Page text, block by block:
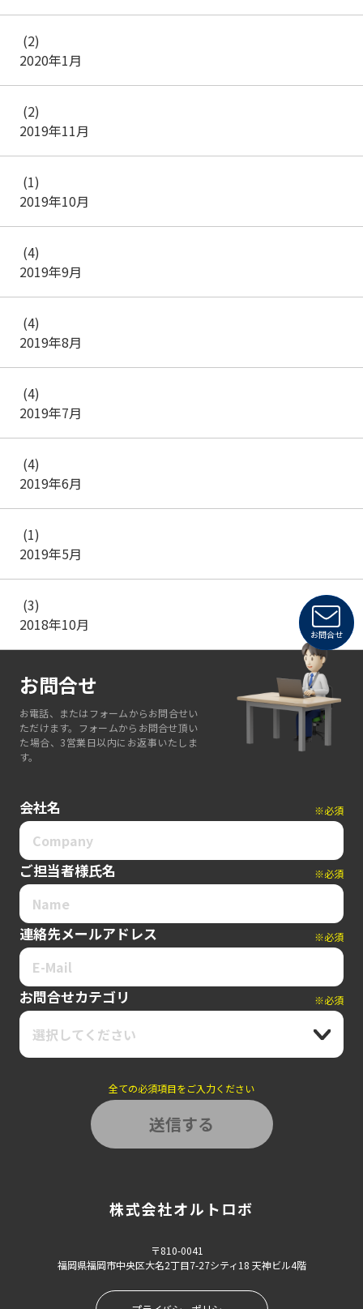
2020年1月
(2)
2019年11月
(2)
2019年10月
(1)
2019年9月
(4)
2019年8月
(4)
2019年7月
(4)
2019年6月
(4)
2019年5月
(1)
2018年10月
(3)
お問合せ
お問合せ
お電話、またはフォームからお問合せい
ただけます。フォームからお問合せ頂い
た場合、3営業日以内にお返事いたしま
す。
会社名 ※必須
ご担当者様氏名 ※必須
連絡先メールアドレス ※必須
お問合せカテゴリ ※必須
選択してください
全ての必須項目をご入力ください
株式会社オルトロボ
〒810-0041
福岡県福岡市中央区大名2丁目7-27シティ18 天神ビル4階